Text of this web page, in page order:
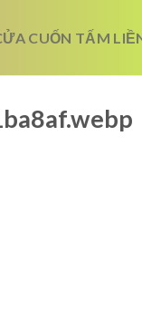
CUỐN TẤM